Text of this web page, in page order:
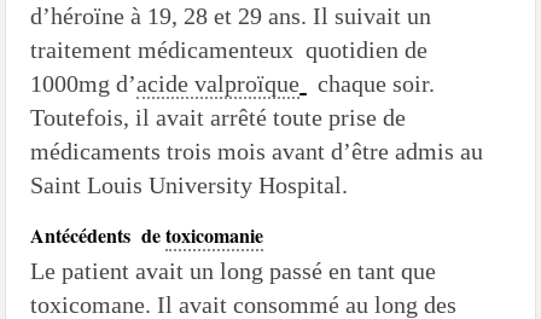
d’héroïne à 19, 28 et 29 ans. Il suivait un
traitement médicamenteux quotidien de
1000mg d’acide valproïque
chaque soir.
Toutefois, il avait arrêté toute prise de
médicaments trois mois avant d’être admis au
Saint Louis University Hospital.
Antécédents detoxicomanie
Le patient avait un long passé en tant que
toxicomane. Il avait consommé au long des